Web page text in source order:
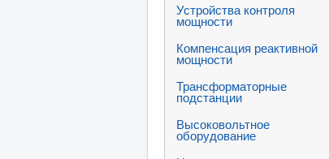
Устройства контроля
мощности
Компенсация реактивной
мощности
Трансформаторные
подстанции
Высоковольтное
оборудование